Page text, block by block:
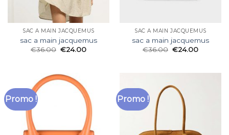
SAC A MAIN JACQUEMUS
sac a main jacquemus
€36.00 €24.00
SAC A MAIN JACQUEMUS
sac a main jacquemus
€36.00 €24.00
Promo ! Promo !